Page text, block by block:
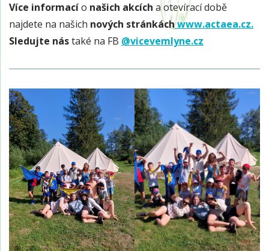
Více informacío našich akcích a otevírací době
najdete na našich nových stránkáchwww.actaea.cz.
Sledujte nástaké na FB @vicevemlyne.cz